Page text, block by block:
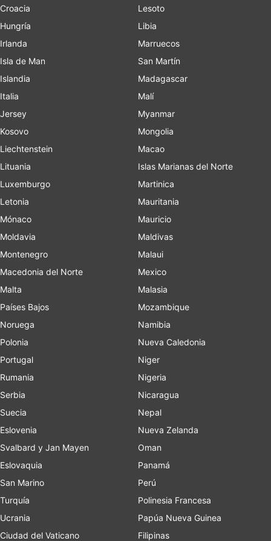
Croacia
Hungría
Irlanda
Isla de Man
Islandia
Italia
Jersey
Kosovo
Liechtenstein
Lituania
Luxemburgo
Letonia
Mónaco
Moldavia
Montenegro
Macedonia del Norte
Malta
Países Bajos
Noruega
Polonia
Portugal
Rumania
Serbia
Suecia
Eslovenia
Svalbard y Jan Mayen
Eslovaquia
San Marino
Turquía
Ucrania
Ciudad del Vaticano
Lesoto
Libia
Marruecos
San Martín
Madagascar
Malí
Myanmar
Mongolia
Macao
Islas Marianas del Norte
Martinica
Mauritania
Mauricio
Maldivas
Malaui
Mexico
Malasia
Mozambique
Namibia
Nueva Caledonia
Niger
Nigeria
Nicaragua
Nepal
Nueva Zelanda
Oman
Panamá
Perú
Polinesia Francesa
Papúa Nueva Guinea
Filipinas